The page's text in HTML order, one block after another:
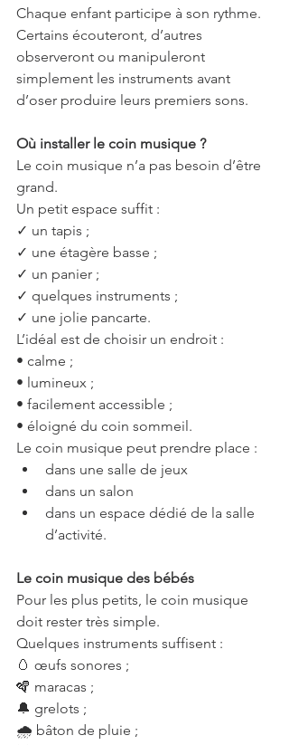
Chaque enfant participe à son rythme.
Certains écouteront, d’autres
observeront ou manipuleront
simplement les instruments avant
d’oser produire leurs premiers sons.
Où installer le coin musique ?
Le coin musique n’a pas besoin d’être
grand.
Un petit espace suffit :
✓ un tapis ;
✓ une étagère basse ;
✓ un panier ;
✓ quelques instruments ;
✓ une jolie pancarte.
L’idéal est de choisir un endroit :
• calme ;
• lumineux ;
• facilement accessible ;
• éloigné du coin sommeil.
Le coin musique peut prendre place :
dans une salle de jeux
dans un salon
dans un espace dédié de la salle
d’activité.
Le coin musique des bébés
Pour les plus petits, le coin musique
doit rester très simple.
Quelques instruments suffisent :
🥚 œufs sonores ;
🪇 maracas ;
🔔 grelots ;
🌧 bâton de pluie ;